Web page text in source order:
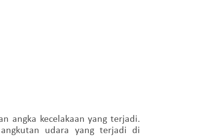
angka kecelakaan yang terjadi.
angkutan udara yang terjadi di